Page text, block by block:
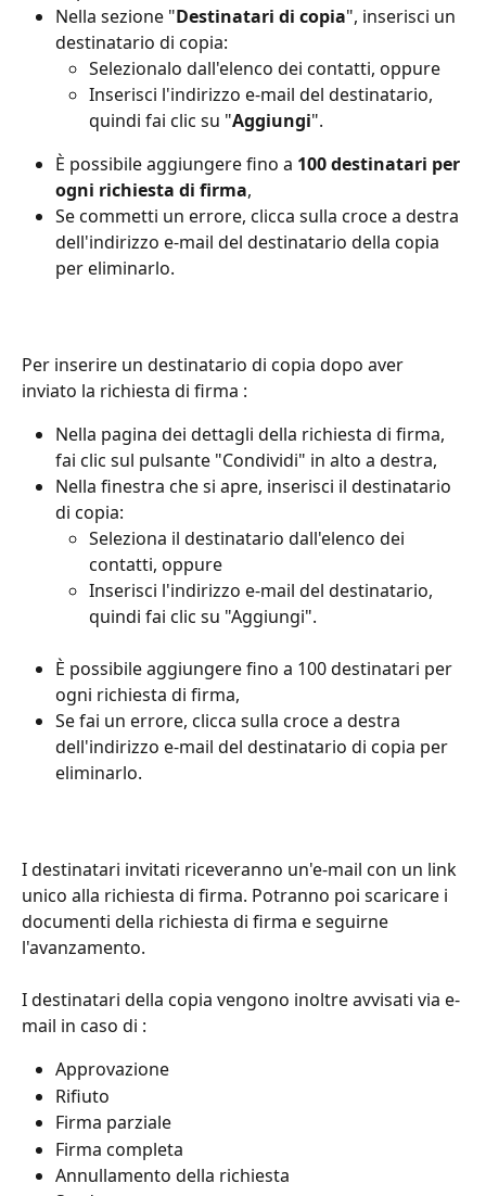
Nella sezione "Destinatari di copia", inserisci un
destinatario di copia:
Selezionalo dall'elenco dei contatti, oppure
Inserisci l'indirizzo e-mail del destinatario,
quindi fai clic su "Aggiungi".
È possibile aggiungere fino a 100 destinatari per
ogni richiesta di firma,
Se commetti un errore, clicca sulla croce a destra
dell'indirizzo e-mail del destinatario della copia
per eliminarlo.
Per inserire un destinatario di copia dopo aver
inviato la richiesta di firma :
Nella pagina dei dettagli della richiesta di firma,
fai clic sul pulsante "Condividi" in alto a destra,
Nella finestra che si apre, inserisci il destinatario
di copia:
Seleziona il destinatario dall'elenco dei
contatti, oppure
Inserisci l'indirizzo e-mail del destinatario,
quindi fai clic su "Aggiungi".
È possibile aggiungere fino a 100 destinatari per
ogni richiesta di firma,
Se fai un errore, clicca sulla croce a destra
dell'indirizzo e-mail del destinatario di copia per
eliminarlo.
I destinatari invitati riceveranno un'e-mail con un link
unico alla richiesta di firma. Potranno poi scaricare i
documenti della richiesta di firma e seguirne
l'avanzamento.
I destinatari della copia vengono inoltre avvisati via e-
mail in caso di :
Approvazione
Rifiuto
Firma parziale
Firma completa
Annullamento della richiesta